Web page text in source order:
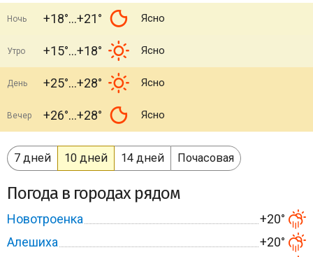
Ночь +18° +21° Ясно
Утро +15° +18° Ясно
День +25° +28° Ясно
Вечер +26° +28° Ясно
7 дней 10 дней 14 дней Почасовая
Погода в городах рядом
Новотроенка
+20°
Алешиха
+20°